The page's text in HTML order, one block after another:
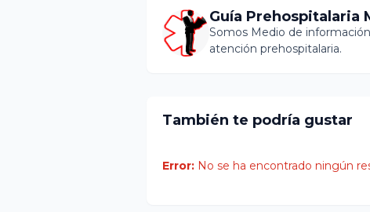
Guía Prehospitalaria
Somos Medio de
atención prehospitalaria.
También te podría gustar
Error: No se ha encontrado ningún